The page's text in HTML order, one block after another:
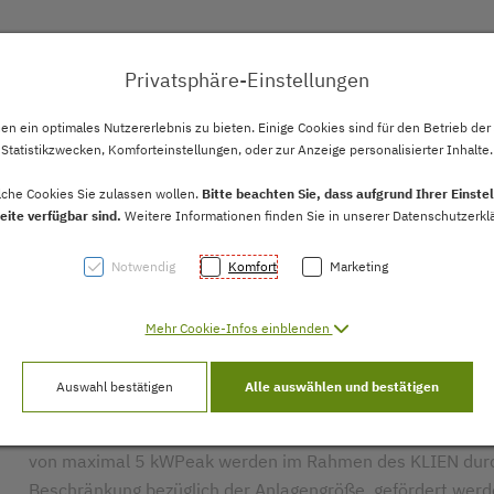
[AK + 2]
Wissenswertes Förderung
Die Förderung von Photovoltaikanlagen im Jahr 2012
Investitionszuschüsse im Rahmen des Klima- und
förderbaren Leistung bis max. 5 kWPeak, oder für
des Ökostromgesetzes.
Unabhängig von der Förderung muss für PV Anlagen
Förderung im Rahmen des
Von Privatpersonen investierte und auf Wohnhäusern
von maximal 5 kWPeak werden im Rahmen des KLIEN
Beschränkung bezüglich der Anlagengröße, gefördert
Privatsphäre-Einstellungen
ein optimales Nutzererlebnis zu bieten. Einige Cookies sind für den Betrieb
Statistikzwecken, Komforteinstellungen, oder zur Anzeige personalisierter Inhalte.
Cookies Sie zulassen wollen. Bitte beachten Sie, dass aufgrund Ihrer
verfügbar sind. Weitere Informationen finden Sie in unserer
Notwendig Komfort Marketing
Mehr Cookie-Infos einblenden
Auswahl bestätigen Alle auswählen und bestätigen